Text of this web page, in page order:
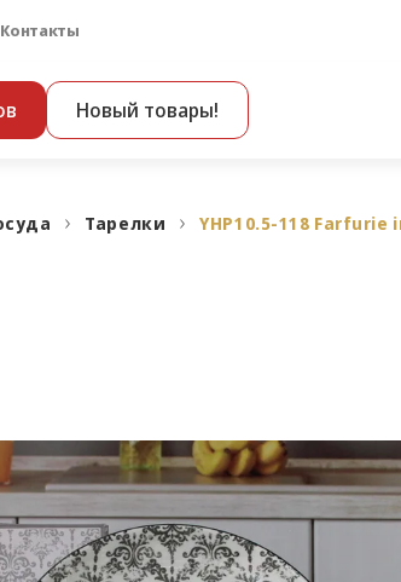
Контакты
Новый товары!
Тарелки YHP10.5-118 Farfurie